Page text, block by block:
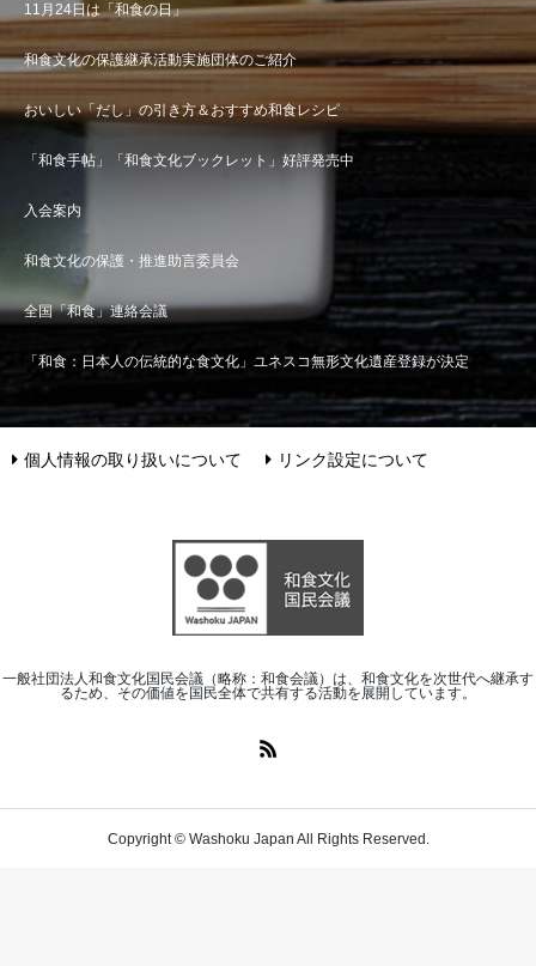
11月24日は「和食の日」
和食文化の保護継承活動実施団体のご紹介
おいしい「だし」の引き方＆おすすめ和食レシピ
「和食手帖」「和食文化ブックレット」好評発売中
入会案内
和食文化の保護・推進助言委員会
全国「和食」連絡会議
「和食：日本人の伝統的な食文化」ユネスコ無形文化遺産登録が決定
個人情報の取り扱いについて リンク設定について
一般社団法人和食文化国民会議（略称：和食会議）は、和食文化を次世代へ継承す
るため、その価値を国民全体で共有する活動を展開しています。
Copyright © Washoku Japan All Rights Reserved.